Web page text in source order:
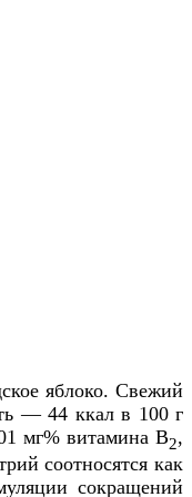
яблоко. Свежий
— 44 ккал в 100 г
мг% витамина В2,
соотносятся как
сокращений